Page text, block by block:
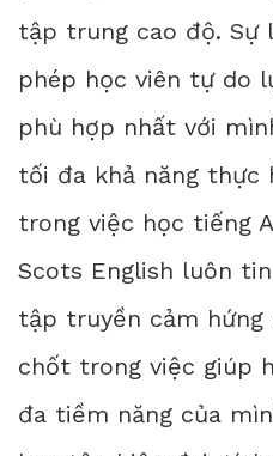
tập trung cao độ. Sự
phép học viên tự do
phù hợp nhất với
tối đa khả năng thực
trong việc học tiếng
Scots English luôn
tập truyền cảm
chốt trong việc giúp
đa tiềm năng của